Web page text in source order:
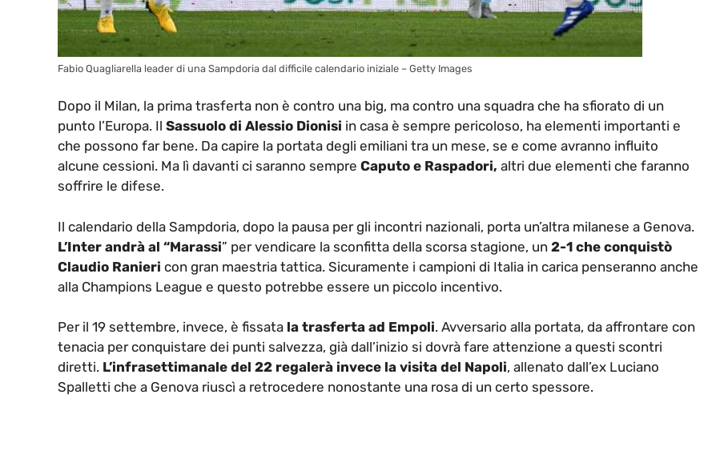
Fabio Quagliarella leader di una Sampdoria dal difficile calendario iniziale – Getty Images
Dopo il Milan, la prima trasferta non è contro una big, ma contro una squadra che ha sfiorato di un
punto l’Europa. Il Sassuolo di Alessio Dionisi in casa è sempre pericoloso, ha elementi importanti e
che possono far bene. Da capire la portata degli emiliani tra un mese, se e come avranno influito
alcune cessioni. Ma lì davanti ci saranno sempre Caputo e Raspadori, altri due elementi che faranno
soffrire le difese.
Il calendario della Sampdoria, dopo la pausa per gli incontri nazionali, porta un’altra milanese a Genova.
L’Inter andrà al “Marassi” per vendicare la sconfitta della scorsa stagione, un 2-1 che conquistò
Claudio Ranieri con gran maestria tattica. Sicuramente i campioni di Italia in carica penseranno anche
alla Champions League e questo potrebbe essere un piccolo incentivo.
Per il 19 settembre, invece, è fissata la trasferta ad Empoli. Avversario alla portata, da affrontare con
tenacia per conquistare dei punti salvezza, già dall’inizio si dovrà fare attenzione a questi scontri
diretti. L’infrasettimanale del 22 regalerà invece la visita del Napoli, allenato dall’ex Luciano
Spalletti che a Genova riuscì a retrocedere nonostante una rosa di un certo spessore.